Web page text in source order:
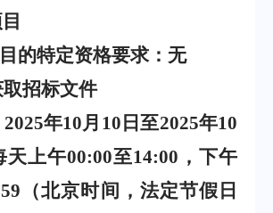
的特定资格要求：无
招标文件
2025年10月 10 日至2025年10
天上午00:00至14:00 ，下午
（北京时间，法定节假日